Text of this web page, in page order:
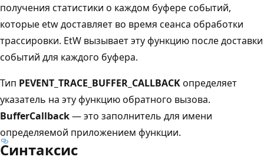
получения статистики о каждом буфере событий,
которые etw доставляет во время сеанса обработки
трассировки. EtW вызывает эту функцию после доставки
событий для каждого буфера.
Тип PEVENT_TRACE_BUFFER_CALLBACKопределяет
указатель на эту функцию обратного вызова.
BufferCallback— это заполнитель для имени
определяемой приложением функции.
Синтаксис